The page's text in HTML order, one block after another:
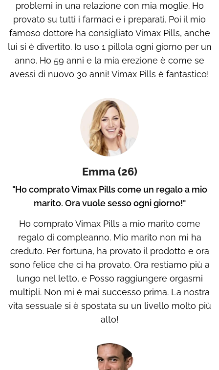
problemi in una relazione con mia moglie. Ho
provato su tutti i farmaci e i preparati. Poi il mio
famoso dottore ha consigliato Vimax Pills, anche
lui si è divertito. Io uso 1 pillola ogni giorno per un
anno. Ho 59 anni e la mia erezione è come se
avessi di nuovo 30 anni! Vimax Pills è fantastico!
Emma (26)
"Ho comprato Vimax Pills come un regalo a mio
marito. Ora vuole sesso ogni giorno!"
Ho comprato Vimax Pills a mio marito come
regalo di compleanno. Mio marito non mi ha
creduto. Per fortuna, ha provato il prodotto e ora
sono felice che ci ha provato. Ora restiamo più a
lungo nel letto, e Posso raggiungere orgasmi
multipli. Non mi è mai successo prima. La nostra
vita sessuale si è spostata su un livello molto più
alto!